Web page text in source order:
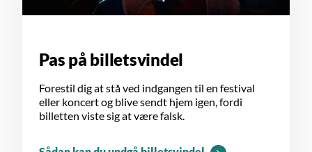
Pas på billetsvindel
Forestil dig at stå ved indgangen til en festival
eller koncert og blive sendt hjem igen, fordi
billetten viste sig at være falsk.